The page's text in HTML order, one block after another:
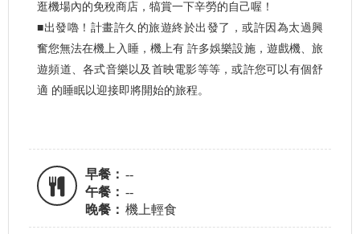
逛機場內的免稅商店，犒賞一下辛勞的自己喔！
■出發嚕！計畫許久的旅遊終於出發了，或許因為太過興
奮您無法在機上入睡，機上有 許多娛樂設施，遊戲機、旅
遊頻道、各式音樂以及首映電影等等，或許您可以有個舒
適 的睡眠以迎接即將開始的旅程。
早餐： --
午餐： --
晚餐： 機上輕食